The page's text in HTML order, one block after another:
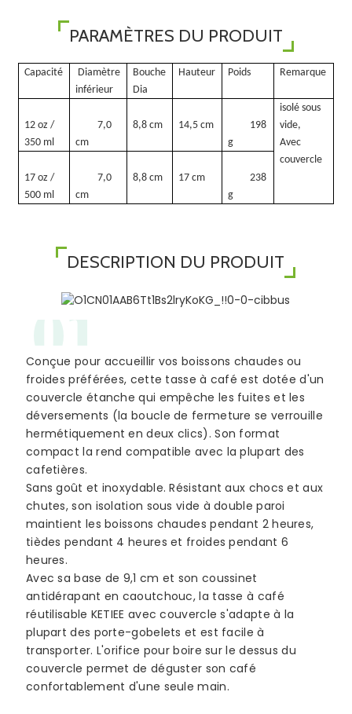
PARAMÈTRES DU PRODUIT
Capacité
Diamètre
inférieur
Bouche
Dia
Hauteur Poids Remarque
12 oz /
350 ml
7,0
cm
8,8 cm 14,5 cm
198
g
isolé sous
vide,
Avec
couvercle
17 oz /
500 ml
7,0
cm
8,8 cm 17 cm
238
g
DESCRIPTION DU PRODUIT
01
Conçue pour accueillir vos boissons chaudes ou
froides préférées, cette tasse à café est dotée d'un
couvercle étanche qui empêche les fuites et les
déversements (la boucle de fermeture se verrouille
hermétiquement en deux clics). Son format
compact la rend compatible avec la plupart des
cafetières.
Sans goût et inoxydable. Résistant aux chocs et aux
chutes, son isolation sous vide à double paroi
maintient les boissons chaudes pendant 2 heures,
tièdes pendant 4 heures et froides pendant 6
heures.
Avec sa base de 9,1 cm et son coussinet
antidérapant en caoutchouc, la tasse à café
réutilisable KETIEE avec couvercle s'adapte à la
plupart des porte-gobelets et est facile à
transporter. L'orifice pour boire sur le dessus du
couvercle permet de déguster son café
confortablement d'une seule main.